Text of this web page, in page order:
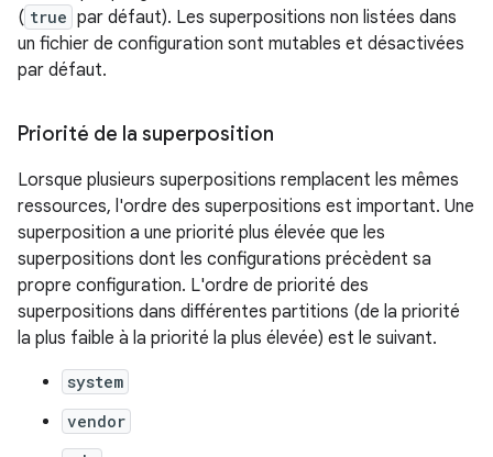
( true par défaut). Les superpositions non listées dans
un fichier de configuration sont mutables et désactivées
par défaut.
Priorité de la superposition
Lorsque plusieurs superpositions remplacent les mêmes
ressources, l'ordre des superpositions est important. Une
superposition a une priorité plus élevée que les
superpositions dont les configurations précèdent sa
propre configuration. L'ordre de priorité des
superpositions dans différentes partitions (de la priorité
la plus faible à la priorité la plus élevée) est le suivant.
system
vendor